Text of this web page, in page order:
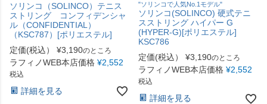
ソリンコ（SOLINCO）テニス
ストリング コンフィデンシャ
ル（CONFIDENTIAL）
（KSC787）[ポリエステル]
定価(税込）
¥3,190のところ
ラフィノWEB本店価格 ¥2,552
税込
詳細を見る
"ソリンコで人気No.1モデル"
ソリンコ(SOLINCO) 硬式テニ
スストリング ハイパー G
(HYPER-G)[ポリエステル]
KSC786
定価(税込）
¥3,190のところ
ラフィノWEB本店価格 ¥2,552
税込
詳細を見る